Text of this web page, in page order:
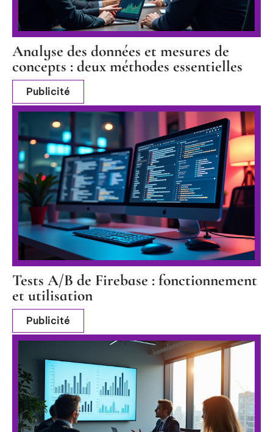
Analyse des données et mesures de
concepts : deux méthodes essentielles
Publicité
Tests A/B de Firebase : fonctionnement
et utilisation
Publicité